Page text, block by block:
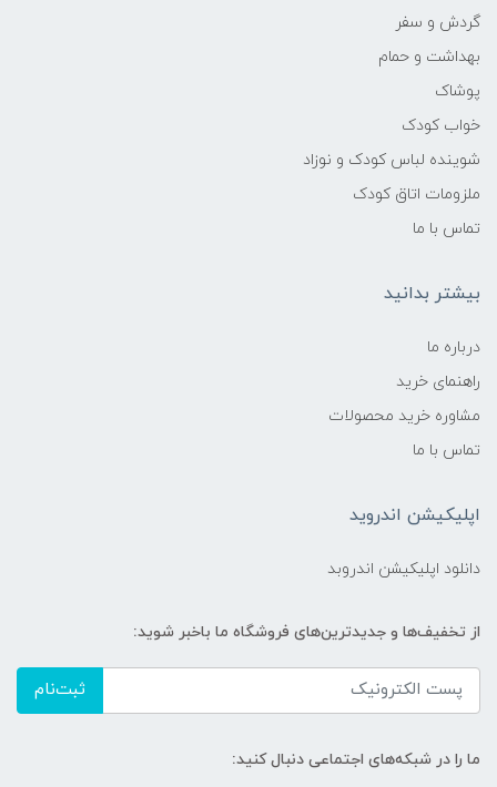
گردش و سفر
بهداشت و حمام
پوشاک
خواب کودک
شوینده لباس کودک و نوزاد
ملزومات اتاق کودک
تماس با ما
بیشتر بدانید
درباره ما
راهنمای خرید
مشاوره خرید محصولات
تماس با ما
اپلیکیشن اندروید
دانلود اپلیکیشن اندروبد
از تخفیف‌ها و جدیدترین‌های فروشگاه ما باخبر شوید:
ثبت‌نام
ما را در شبکه‌های اجتماعی دنبال کنید: